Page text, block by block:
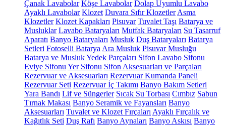
Çanak Lavabolar Köşe Lavabolar Dolap Uyumlu Lavabo
Ayaklı Lavabolar Klozet Duvara Sıfır Klozetler Asma
Klozetler Klozet Kapakları Pisuvar Tuvalet Taşı Batarya ve
Musluklar Lavabo Bataryaları Mutfak Bataryaları Su Tasarruf
Aparatı Banyo Bataryaları Musluk Duş Bataryaları Batarya
Setleri Fotoselli Batarya Ara Musluk Pisuvar Musluğu
Batarya ve Musluk Yedek Parçaları Sifon Lavabo Sifonu
Eviye Sifonu Yer Sifonu Sifon Aksesuarları ve Parçaları
Rezervuar ve Aksesuarları Rezervuar Kumanda Paneli
Rezervuar Seti Rezervuar İç Takımı Banyo Bakım Setleri
Yara Bandı Lif ve Süngerler Sıcak Su Torbası Cımbız Sabun
Tırnak Makası Banyo Seramik ve Fayansları Banyo
Aksesuarları Tuvalet ve Klozet Fırçaları Ayaklı Fırçalık ve
Kağıtlık Seti Duş Rafı Banyo Aynaları Banyo Askısı Banyo